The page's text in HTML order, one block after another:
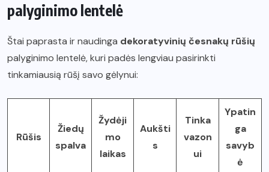
palyginimo lentelė
Štai paprasta ir naudinga dekoratyvinių česnakų rūšių
palyginimo lentelė, kuri padės lengviau pasirinkti
tinkamiausią rūšį savo gėlynui:
Rūšis
Žiedų
spalva
Žydėji
mo
laikas
Aukšti
s
Tinka
vazon
ui
Ypatin
ga
savyb
ė